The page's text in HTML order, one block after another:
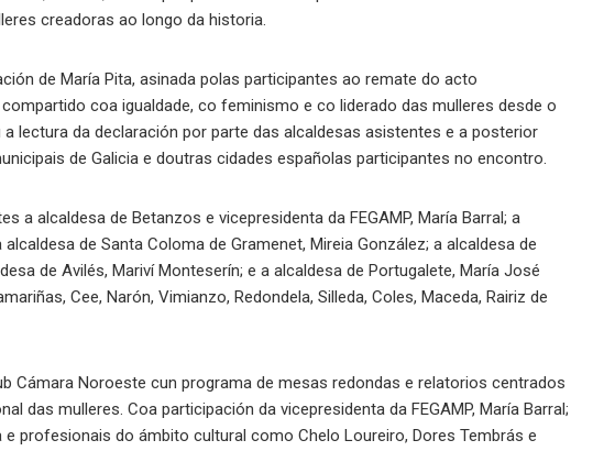
creadoras ao longo da historia.
de María Pita, asinada polas participantes ao remate do acto
coa igualdade, co feminismo e co liderado das mulleres desde o
lectura da declaración por parte das alcaldesas asistentes e a posterior
de Galicia e doutras cidades españolas participantes no encontro.
a alcaldesa de Betanzos e vicepresidenta da FEGAMP, María Barral; a
de Santa Coloma de Gramenet, Mireia González; a alcaldesa de
de Avilés, Mariví Monteserín; e a alcaldesa de Portugalete, María José
Cee, Narón, Vimianzo, Redondela, Silleda, Coles, Maceda, Rairiz de
Cámara Noroeste cun programa de mesas redondas e relatorios centrados
das mulleres. Coa participación da vicepresidenta da FEGAMP, María Barral;
e profesionais do ámbito cultural como Chelo Loureiro, Dores Tembrás e